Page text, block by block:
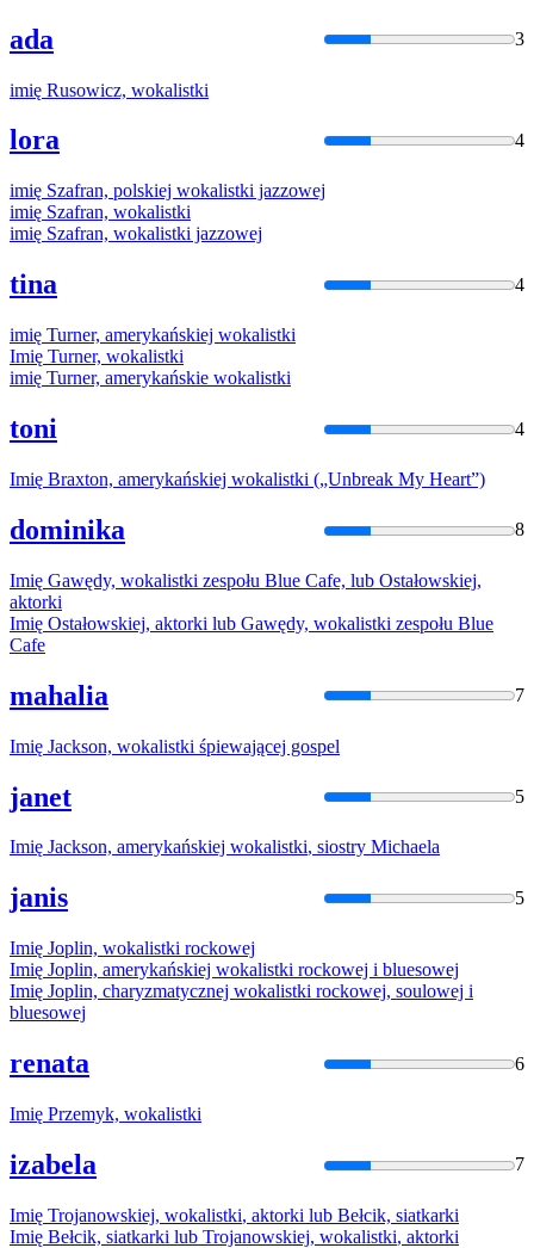
ada 3
imię Rusowicz, wokalistki
lora 4
imię Szafran, polskiej wokalistki jazzowej
imię Szafran, wokalistki
imię Szafran, wokalistki jazzowej
tina 4
imię Turner, amerykańskiej wokalistki
Imię Turner, wokalistki
imię Turner, amerykańskie wokalistki
toni 4
Imię Braxton, amerykańskiej wokalistki („Unbreak My Heart”)
dominika 8
Imię Gawędy, wokalistki zespołu Blue Cafe, lub Ostałowskiej,
aktorki
Imię Ostałowskiej, aktorki lub Gawędy, wokalistki zespołu Blue
Cafe
mahalia 7
Imię Jackson, wokalistki śpiewającej gospel
janet 5
Imię Jackson, amerykańskiej wokalistki, siostry Michaela
janis 5
Imię Joplin, wokalistki rockowej
Imię Joplin, amerykańskiej wokalistki rockowej i bluesowej
Imię Joplin, charyzmatycznej wokalistki rockowej, soulowej i
bluesowej
renata 6
Imię Przemyk, wokalistki
izabela 7
Imię Trojanowskiej, wokalistki, aktorki lub Bełcik, siatkarki
Imię Bełcik, siatkarki lub Trojanowskiej, wokalistki, aktorki